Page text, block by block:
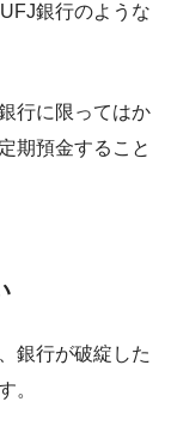
銀行のような
行に限ってはか
期預金すること
銀行が破綻した
。